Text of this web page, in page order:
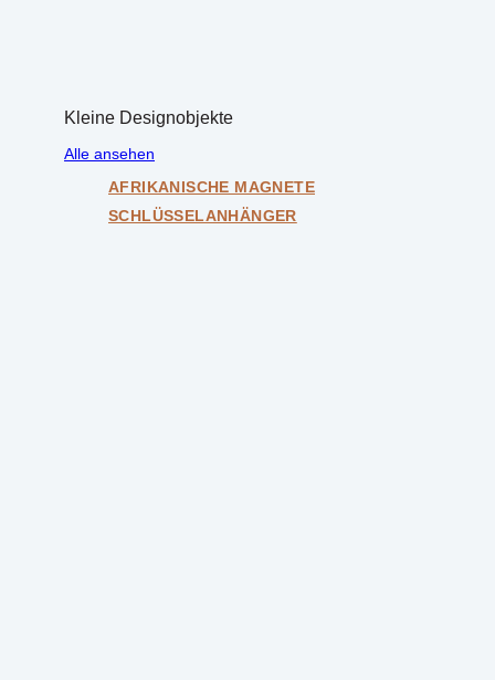
Kleine Designobjekte
Alle ansehen
AFRIKANISCHE MAGNETE
SCHLÜSSELANHÄNGER